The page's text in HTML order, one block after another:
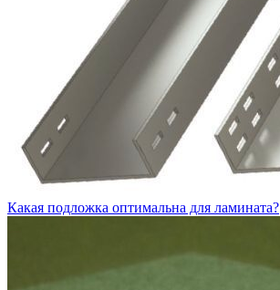
Какая подложка оптимальна для ламината?